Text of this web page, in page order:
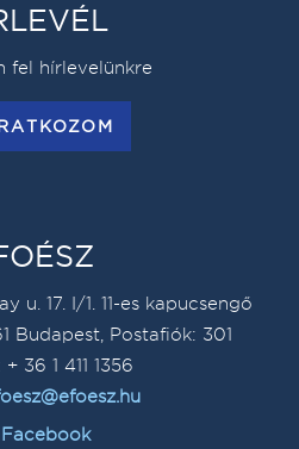
fel hírlevelünkre
u. 17. I/1. 11-es kapucsengő
Budapest, Postafiók: 301
36 1 411 1356
Facebook